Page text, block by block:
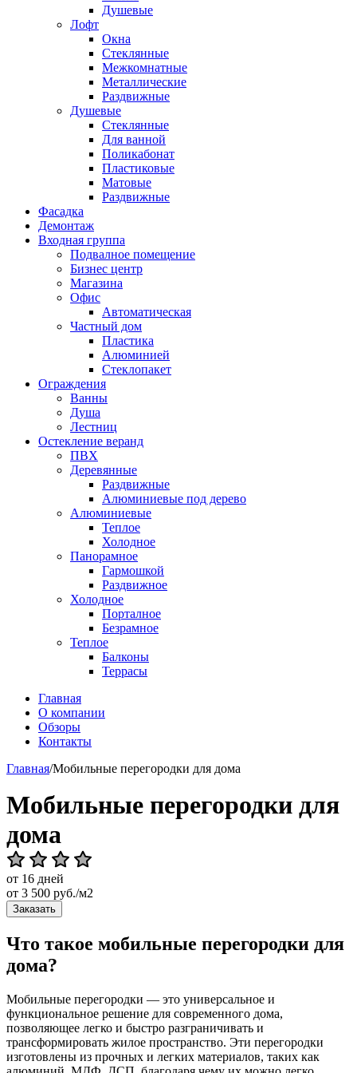
Душевые
Лофт
Окна
Стеклянные
Межкомнатные
Металлические
Раздвижные
Душевые
Стеклянные
Для ванной
Поликабонат
Пластиковые
Матовые
Раздвижные
Фасадка
Демонтаж
Входная группа
Подвалное помещение
Бизнес центр
Магазина
Офис
Автоматическая
Частный дом
Пластика
Алюминией
Стеклопакет
Ограждения
Ванны
Душа
Лестниц
Остекление веранд
ПВХ
Деревянные
Раздвижные
Алюминиевые под дерево
Алюминиевые
Теплое
Холодное
Панорамное
Гармошкой
Раздвижное
Холодное
Порталное
Безрамное
Теплое
Балконы
Террасы
Главная
О компании
Обзоры
Контакты
Главная/Мобильные перегородки для дома
Мобильные перегородки для
дома
от 16 дней
от 3 500 руб./м2
Заказать
Что такое мобильные перегородки для
дома?
Мобильные перегородки — это универсальное и
функциональное решение для современного дома,
позволяющее легко и быстро разграничивать и
трансформировать жилое пространство. Эти перегородки
изготовлены из прочных и легких материалов, таких как